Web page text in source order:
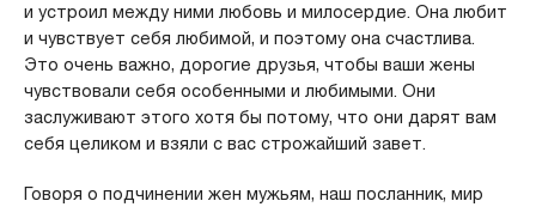
и устроил между ними любовь и милосердие. Она любит
и чувствует себя любимой, и поэтому она счастлива.
Это очень важно, дорогие друзья, чтобы ваши жены
чувствовали себя особенными и любимыми. Они
заслуживают этого хотя бы потому, что они дарят вам
себя целиком и взяли с вас строжайший завет.
Говоря о подчинении жен мужьям, наш посланник, мир